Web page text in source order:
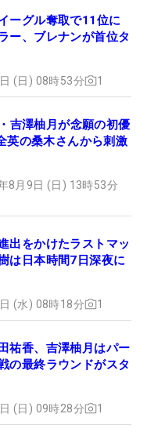
ーグル奪取で11位に
、ブレナンが首位タ
(日) 08時53分 1
吉澤柚月が念願の初優
英の桑木さんから刺激
8月9日 (日) 13時53分
出をかけたラストマッ
は日本時間7日深夜に
(水) 08時18分 1
祐香、吉澤柚月はパー
最終ラウンドがスタ
(日) 09時28分 1